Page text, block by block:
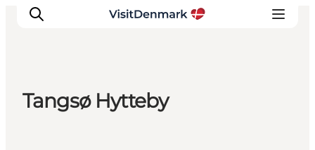
Tangsø Hytteby